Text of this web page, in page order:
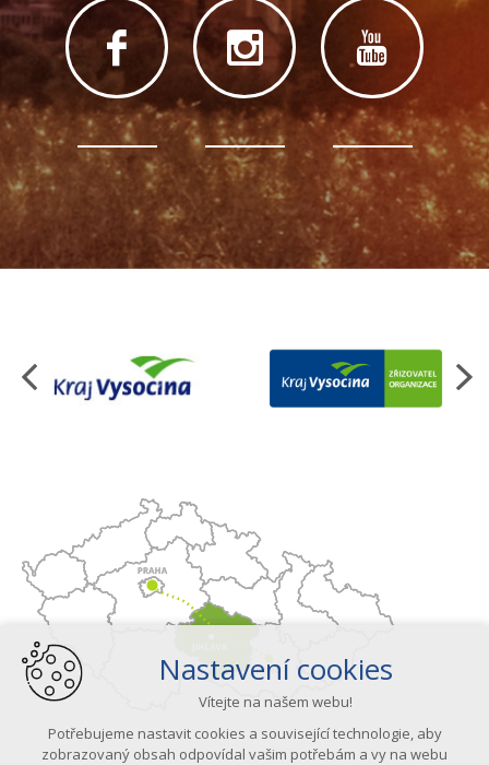
Nastavení cookies
Vítejte na našem webu!
Potřebujeme nastavit cookies a související technologie, aby
zobrazovaný obsah odpovídal vašim potřebám a vy na webu